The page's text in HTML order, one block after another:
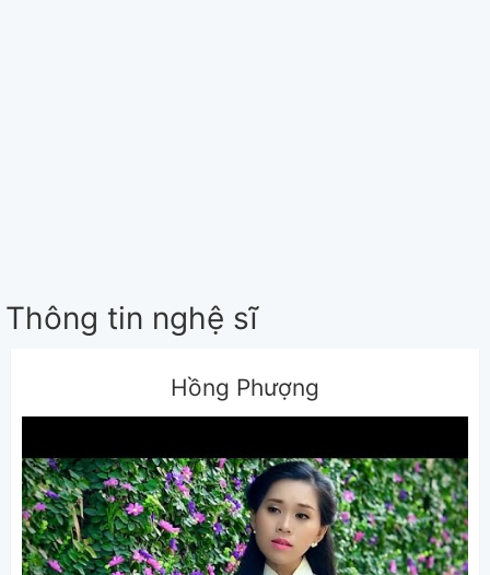
Thông tin nghệ sĩ
Hồng Phượng